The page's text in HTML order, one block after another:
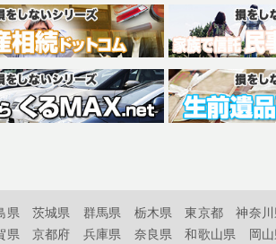
県 茨城県 群馬県 栃木県 東京都 神奈
県 京都府 兵庫県 奈良県 和歌山県 岡